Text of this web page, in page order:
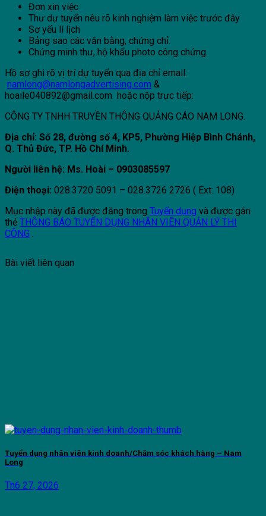
Đơn xin việc
Thư dự tuyển nêu rõ kinh nghiệm làm việc trước đây
Sơ yếu lí lịch
Bảng sao các văn bằng, chứng chỉ.
Chứng minh thư, hộ khẩu photo công chứng.
Hồ sơ ghi rõ vị trí dự tuyển qua địa chỉ email:
namlong@namlongadvertising.com &
hoaile040892@gmail.com hoặc nộp trực tiếp:
CÔNG TY TNHH TRUYỀN THÔNG QUẢNG CÁO NAM LONG.
Địa chỉ: Số 28, đường số 4, KP5, Phường Hiệp Bình Chánh,
Q. Thủ Đức, TP. Hồ Chí Minh.
Người liên hệ: Ms. Hoài – 0903085597
Điện thoại: 028.3720 5091 – 028.3726 2726 ( Ext: 108)
Mục nhập này đã được đăng trong Tuyển dụng và được gắn
thẻ THÔNG BÁO TUYỂN DỤNG NHÂN VIÊN QUẢN LÝ THI
CÔNG .
Bài viết liên quan
Tuyển dụng nhân viên kinh doanh/Chăm sóc khách hàng – Nam
Long
Th6 27, 2026